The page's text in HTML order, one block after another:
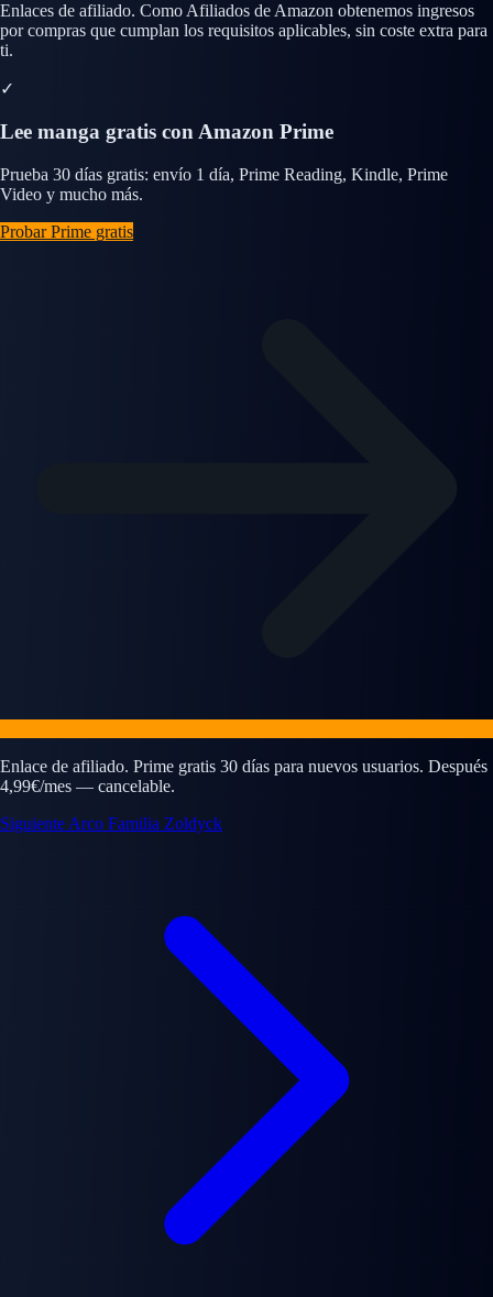
Enlaces de afiliado. Como Afiliados de Amazon obtenemos ingresos
por compras que cumplan los requisitos aplicables, sin coste extra para
ti.
✓
Lee manga gratis con Amazon Prime
Prueba 30 días gratis: envío 1 día, Prime Reading, Kindle, Prime
Video y mucho más.
Probar Prime gratis
Enlace de afiliado. Prime gratis 30 días para nuevos usuarios. Después
4,99€/mes — cancelable.
Siguiente Arco Familia Zoldyck